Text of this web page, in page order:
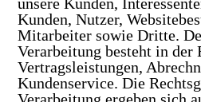
Kunden, Nutzer,
Mitarbeiter sowie Dritte.
Verarbeitung besteht in der
Vertragsleistungen,
Kundenservice. Die